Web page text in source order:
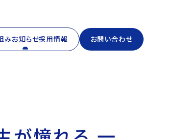
みお知らせ採用情報 お問い合わせ